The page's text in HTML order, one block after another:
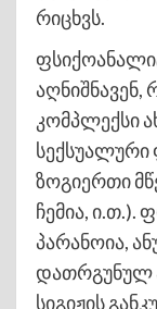
რიცხვს.
კომპლექსი
სექსუალური
ზოგიერთი
ჩემია, ი.თ.).
პარანოია,
დათრგუნულ
სიგიჟის